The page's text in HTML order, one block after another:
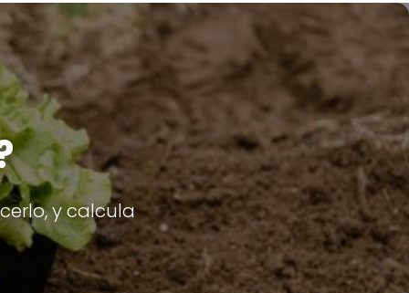
y calcula